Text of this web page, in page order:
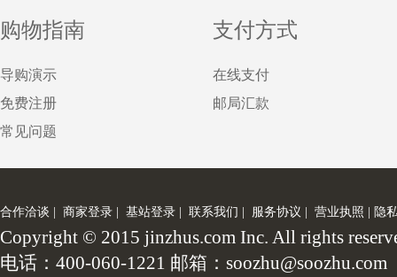
购物指南
导购演示
免费注册
常见问题
支付方式
在线支付
邮局汇款
合作洽谈 商家登录 基站登录 联系我们 服务协议 营业执照 隐
Copyright © 2015 jinzhus.com Inc. All rights
电话：400-060-1221 邮箱：soozhu@soozhu.com